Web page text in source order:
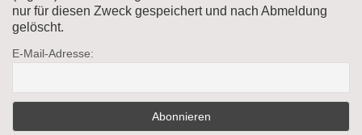
nur für diesen Zweck gespeichert und nach Abmeldung
gelöscht.
E-Mail-Adresse: